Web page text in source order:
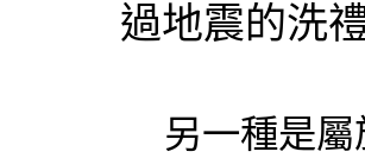
過地震的洗
另一種是屬